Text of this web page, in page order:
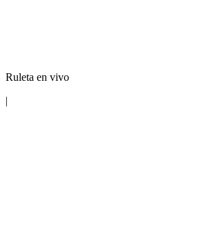
Ruleta en vivo
|